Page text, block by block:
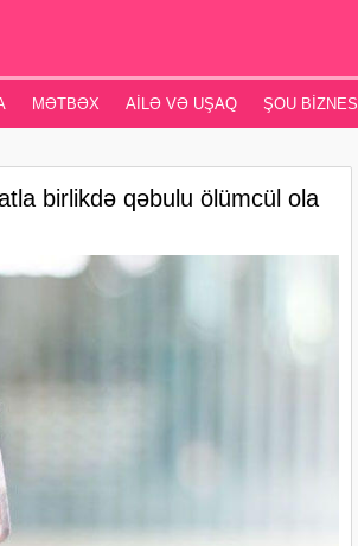
MƏTBƏX AILƏ VƏ UŞAQ ŞOU BIZNES
birlikdə qəbulu ölümcül ola